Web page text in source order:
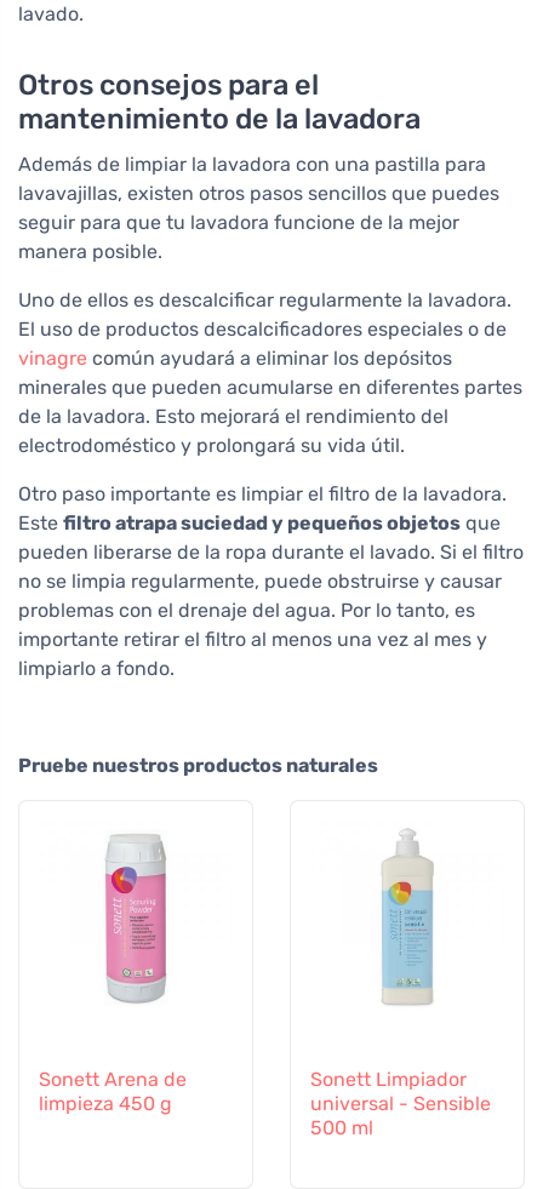
lavado.
Otros consejos para el
mantenimiento de la lavadora
Además de limpiar la lavadora con una pastilla para
lavavajillas, existen otros pasos sencillos que puedes
seguir para que tu lavadora funcione de la mejor
manera posible.
Uno de ellos es descalcificar regularmente la lavadora.
El uso de productos descalcificadores especiales o de
vinagre común ayudará a eliminar los depósitos
minerales que pueden acumularse en diferentes partes
de la lavadora. Esto mejorará el rendimiento del
electrodoméstico y prolongará su vida útil.
Otro paso importante es limpiar el filtro de la lavadora.
Este filtro atrapa suciedad y pequeños objetos que
pueden liberarse de la ropa durante el lavado. Si el filtro
no se limpia regularmente, puede obstruirse y causar
problemas con el drenaje del agua. Por lo tanto, es
importante retirar el filtro al menos una vez al mes y
limpiarlo a fondo.
Pruebe nuestros productos naturales
Sonett Arena de
limpieza 450 g
Sonett Limpiador
universal - Sensible
500 ml